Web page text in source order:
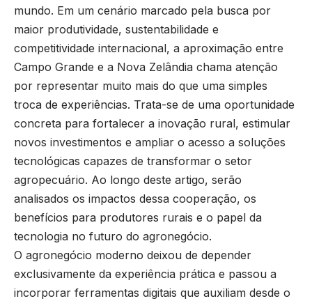
mundo. Em um cenário marcado pela busca por
maior produtividade, sustentabilidade e
competitividade internacional, a aproximação entre
Campo Grande e a Nova Zelândia chama atenção
por representar muito mais do que uma simples
troca de experiências. Trata-se de uma oportunidade
concreta para fortalecer a inovação rural, estimular
novos investimentos e ampliar o acesso a soluções
tecnológicas capazes de transformar o setor
agropecuário. Ao longo deste artigo, serão
analisados os impactos dessa cooperação, os
benefícios para produtores rurais e o papel da
tecnologia no futuro do agronegócio.
O agronegócio moderno deixou de depender
exclusivamente da experiência prática e passou a
incorporar ferramentas digitais que auxiliam desde o